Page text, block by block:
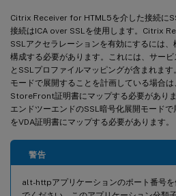
Citrix Receiver for HTML5を介した接続に
接続はICA over SSLを使用します。Citrix
SSLアクセラレーションを有効にするには
構成する必要があります。これには、サー
とSSLプロファイルマッピングが含まれま
モードで展開することを計画している場合
StoreFront証明書にマップする必要があり
エンドツーエンドのSSL暗号化展開モード
をVDA証明書にマップする必要があります。
警告
alt-httpアプリケーションのポート番号